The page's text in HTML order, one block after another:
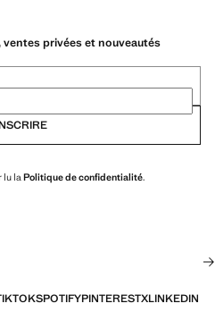
privées et nouveautés
lu la Politique de confidentialité.
SPOTIFYPINTERESTXLINKEDIN